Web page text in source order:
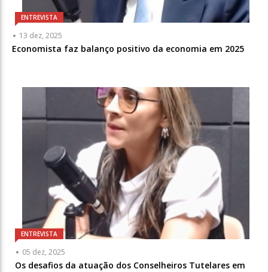
ENTREVISTA
13 dez, 2025
Economista faz balanço positivo da economia em 2025
ENTREVISTA
05 dez, 2025
Os desafios da atuação dos Conselheiros Tutelares em